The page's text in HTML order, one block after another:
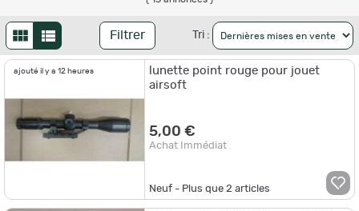
Filtrer Tri :
ajouté il y a 12 heures
lunette point rouge pour jouet
airsoft
5,00 €
Achat Immédiat
Neuf - Plus que2 articles